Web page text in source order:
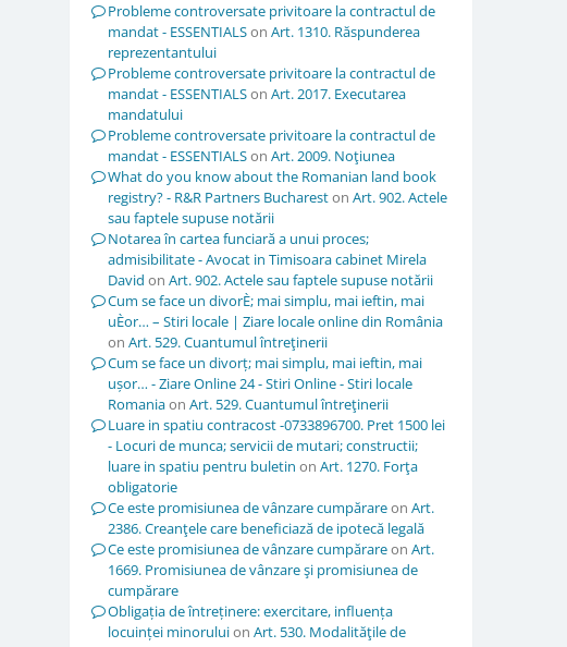
Probleme controversate privitoare la contractul de
mandat - ESSENTIALSon Art. 1310. Răspunderea
reprezentantului
Probleme controversate privitoare la contractul de
mandat - ESSENTIALSon Art. 2017. Executarea
mandatului
Probleme controversate privitoare la contractul de
mandat - ESSENTIALSon Art. 2009. Noţiunea
What do you know about the Romanian land book
registry? - R&R Partners Buchareston Art. 902. Actele
sau faptele supuse notării
Notarea în cartea funciară a unui proces;
admisibilitate - Avocat in Timisoara cabinet Mirela
David on Art. 902. Actele sau faptele supuse notării
Cum se face un divorÈ; mai simplu, mai ieftin, mai
uÈor… – Stiri locale | Ziare locale online din România
on Art. 529. Cuantumul întreţinerii
Cum se face un divorț; mai simplu, mai ieftin, mai
ușor… - Ziare Online 24 - Stiri Online - Stiri locale
Romaniaon Art. 529. Cuantumul întreţinerii
Luare in spatiu contracost -0733896700. Pret 1500 lei
- Locuri de munca; servicii de mutari; constructii;
luare in spatiu pentru buletin on Art. 1270. Forţa
obligatorie
Ce este promisiunea de vânzare cumpărareon Art.
2386. Creanţele care beneficiază de ipotecă legală
Ce este promisiunea de vânzare cumpărareon Art.
1669. Promisiunea de vânzare şi promisiunea de
cumpărare
Obligația de întreținere: exercitare, influența
locuinței minoruluion Art. 530. Modalităţile de